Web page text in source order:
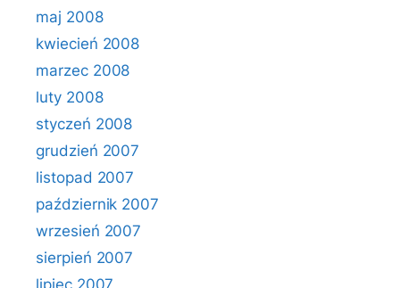
maj 2008
kwiecień 2008
marzec 2008
luty 2008
styczeń 2008
grudzień 2007
listopad 2007
październik 2007
wrzesień 2007
sierpień 2007
lipiec 2007